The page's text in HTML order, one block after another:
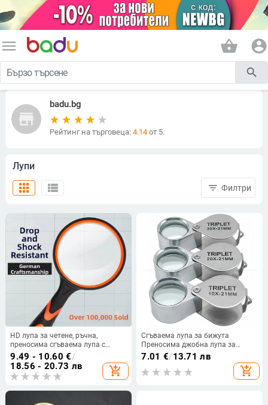
menu shopping_basket account_circle
search
store
badu.bg
Рейтинг на търговеца: 4.14от 5.
Лупи
view_list
apps filter_list Филтри
HD лупа за четене, ръчна,
преносима сгъваема лупа с
висока мощност за възрастни и
деца, устойчива на изпускане
9.49 - 10.60 €/
18.56 - 20.73 лв
add_shopping_cart
Сгъваема лупа за бижута
Преносима джобна лупа за
оценка на античен диамант 10x /
20x / 30x увеличение
7.01 €/13.71 лв
add_shopping_cart